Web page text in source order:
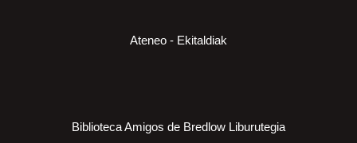
Ateneo - Ekitaldiak
Biblioteca Amigos de Bredlow Liburutegia